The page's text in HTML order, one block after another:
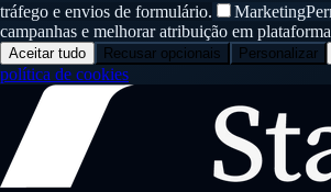
tráfego e envios de formulário.
Marketing
campanhas e melhorar atribuição em
Aceitar tudo Recusar opcionais Personalizar
política de cookies